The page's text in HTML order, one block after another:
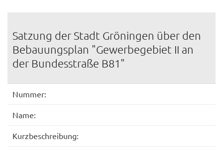
Satzung der Stadt Gröningen über den
Bebauungsplan "Gewerbegebiet II an
der Bundesstraße B81"
Nummer:
Name:
Kurzbeschreibung: